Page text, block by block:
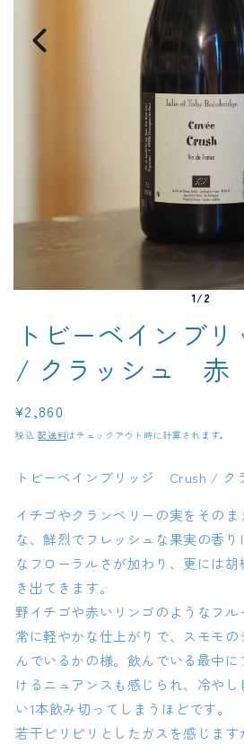
1/2
トビーベインブ
/ クラッシュ 赤
通
常
格
¥2,860
税込配送料はチェックアウト時に計算されます。
トビーベインブリッジ Crush /
イチゴやクランベリーの実をそのま
な、鮮烈でフレッシュな果実の香
なフローラルさが加わり、更には
き出てきます。
野イチゴや赤いリンゴのようなフ
常に軽やかな仕上がりで、スモモ
んでいるかの様。飲んでいる最中
けるニュアンスも感じられ、冷や
い1本飲み切ってしまうほどです。
若干ピリピリとしたガスを感じます